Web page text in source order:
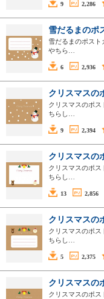
9 2,286
雪だるまのポ
雪だるまのポス
やちら…
6 2,936
クリスマスの
クリスマスのポ
ちらし…
9 2,394
クリスマスの
クリスマスのポ
ちらし…
13 2,856
クリスマスの
クリスマスのポ
ちらし…
5 2,375
クリスマスの
クリスマスのポ